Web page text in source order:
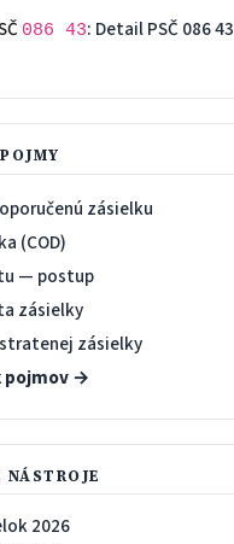
086 43: Detail PSČ 086 43
zásielku
(COD)
— postup
zásielky
zásielky
pojmov →
2026